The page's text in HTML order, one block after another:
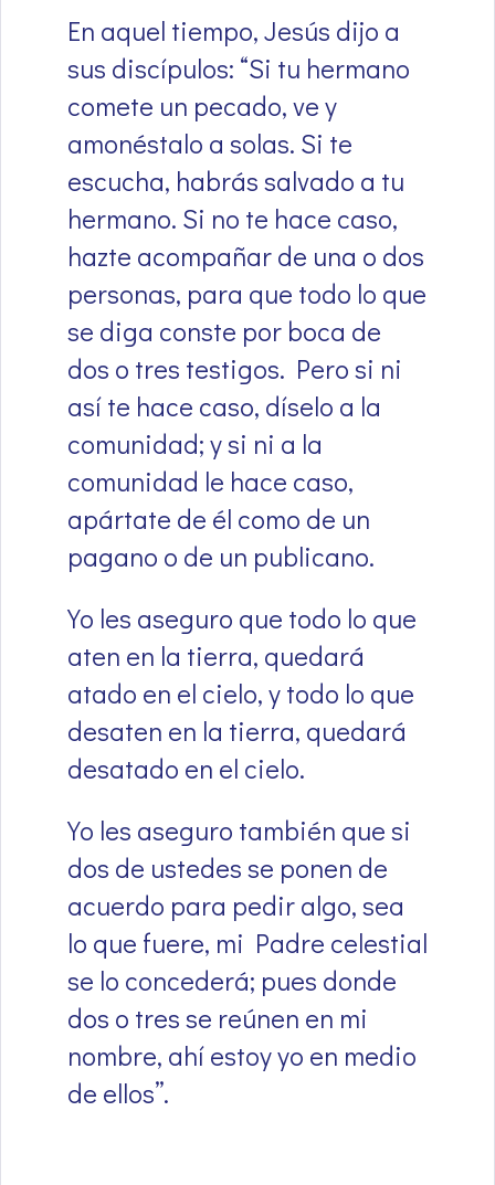
En aquel tiempo, Jesús dijo a
sus discípulos: “Si tu hermano
comete un pecado, ve y
amonéstalo a solas. Si te
escucha, habrás salvado a tu
hermano. Si no te hace caso,
hazte acompañar de una o dos
personas, para que todo lo que
se diga conste por boca de
dos o tres testigos. Pero si ni
así te hace caso, díselo a la
comunidad; y si ni a la
comunidad le hace caso,
apártate de él como de un
pagano o de un publicano.
Yo les aseguro que todo lo que
aten en la tierra, quedará
atado en el cielo, y todo lo que
desaten en la tierra, quedará
desatado en el cielo.
Yo les aseguro también que si
dos de ustedes se ponen de
acuerdo para pedir algo, sea
lo que fuere, mi Padre celestial
se lo concederá; pues donde
dos o tres se reúnen en mi
nombre, ahí estoy yo en medio
de ellos’’.